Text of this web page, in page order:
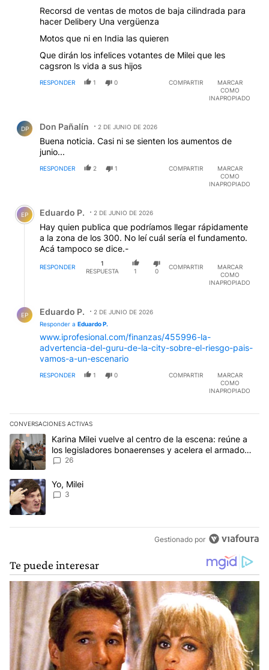
Recorsd de ventas de motos de baja cilindrada para
hacer Delibery Una vergüenza
Motos que ni en India las quieren
Que dirán los infelices votantes de Milei que les
cagsron ls vida a sus hijos
RESPONDER 1 0 COMPARTIR
MARCAR
COMO
INAPROPIADO
DP Don Pañalín 2 DE JUNIO DE 2026
Buena noticia. Casi ni se sienten los aumentos de
junio...
RESPONDER 2 1 COMPARTIR
MARCAR
COMO
INAPROPIADO
Comentario de Eduardo P..
EP Eduardo P. 2 DE JUNIO DE 2026
Hay quien publica que podríamos llegar rápidamente
a la zona de los 300. No leí cuál sería el fundamento.
Acá tampoco se dice.-
RESPONDER
1
RESPUESTA
1 0
COMPARTIR
MARCAR
COMO
INAPROPIADO
EP Eduardo P.
2 DE JUNIO DE 2026
Responder a Eduardo P.
www.iprofesional.com/finanzas/455996-la-
advertencia-del-guru-de-la-city-sobre-el-riesgo-pais-
vamos-a-un-escenario
RESPONDER 1 0 COMPARTIR
MARCAR
COMO
INAPROPIADO
CONVERSACIONES ACTIVAS
Este listado muestra los artículos con más comentarios en los
Un artículo de tendencia con el título "Karina Milei vuelve al
Karina Milei vuelve al centro de la escena: reúne a
los legisladores bonaerenses y acelera el armado
para 2027
26
Un artículo de tendencia con el título "Yo, Milei" con 3
Yo, Milei
3
Gestionado por